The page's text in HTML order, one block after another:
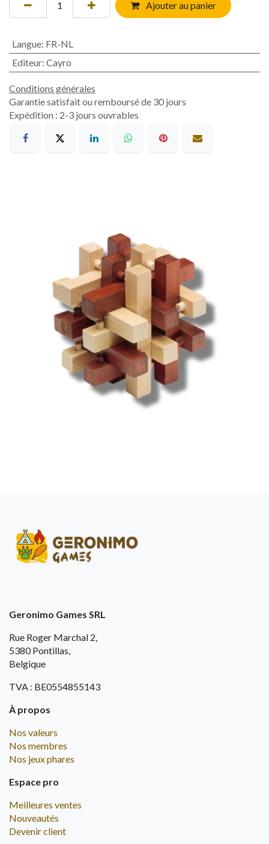
Ajouter au panier
Langue: FR-NL
Editeur: Cayro
Conditions générales
Garantie satisfait ou remboursé de 30 jours
Expédition : 2-3 jours ouvrables
Geronimo Games SRL
Rue Roger Marchal 2,
5380 Pontillas,
Belgique
TVA : BE0554855143
À propos
Nos valeurs
Nos membres
Nos jeux phares
Espace pro
Meilleures ventes
Nouveautés
Devenir client